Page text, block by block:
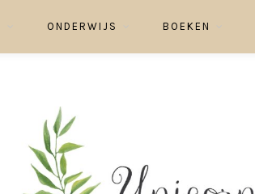
ONDERWIJS BOEKEN